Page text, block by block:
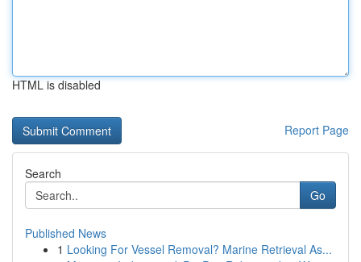
HTML is disabled
Report Page
Search
Go
Published News
1 Looking For Vessel Removal? Marine Retrieval As...